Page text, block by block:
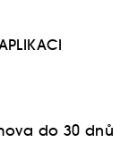
do 30 dnů